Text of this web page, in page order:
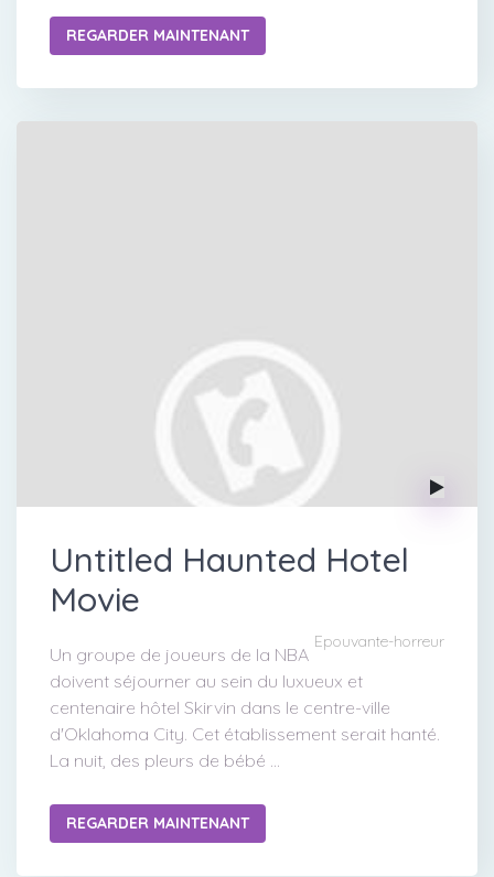
REGARDER MAINTENANT
Untitled Haunted Hotel
Movie
Epouvante-horreur
Un groupe de joueurs de la NBA
doivent séjourner au sein du luxueux et
centenaire hôtel Skirvin dans le centre-ville
d'Oklahoma City. Cet établissement serait hanté.
La nuit, des pleurs de bébé ...
REGARDER MAINTENANT